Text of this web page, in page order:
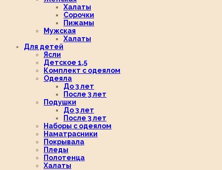
Халаты
Сорочки
Пижамы
Мужская
Халаты
Для детей
Ясли
Детское 1,5
Комплект с одеялом
Одеяла
До 3 лет
После 3 лет
Подушки
До 3 лет
После 3 лет
Наборы с одеялом
Наматрасники
Покрывала
Пледы
Полотенца
Халаты